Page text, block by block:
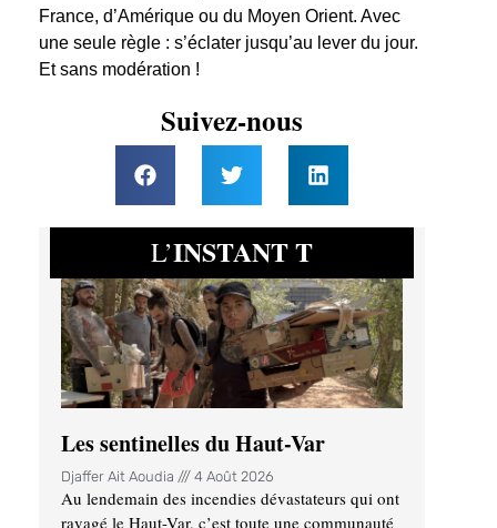
France, d’Amérique ou du Moyen Orient. Avec
une seule règle : s’éclater jusqu’au lever du jour.
Et sans modération !
Suivez-nous
L’INSTANT T
Les sentinelles du Haut-Var
Djaffer Ait Aoudia 4 Août 2026
Au lendemain des incendies dévastateurs qui ont
ravagé le Haut-Var, c’est toute une communauté